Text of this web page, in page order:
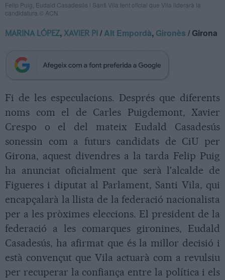
Felip Puig, Eudald Casadesús i Santi Vila fent oficial que Vila liderarà la
candidatura © ACN
MARINA LÓPEZ, XAVIER PI /Alt Empordà, Gironès / Girona
Fi de les especulacions. Després que diferents
noms com el de Carles Puigdemont, Xavier
Crespo o el del mateix Eudald Casadesús
sonessin com a futurs candidats de CiU per
Girona, aquest divendres a la tarda Felip Puig
ha anunciat oficialment que serà l'alcalde de
Figueres i diputat al Parlament, Santi Vila, qui
encapçalarà la llista de la federació nacionalista
per a les pròximes eleccions. El president de la
federació a les comarques gironines, Eudald
Casadesús, ha afirmat que és la millor decisió i
està convençut que Vila actuarà com a revulsiu
per recuperar la confiança entre la política i els